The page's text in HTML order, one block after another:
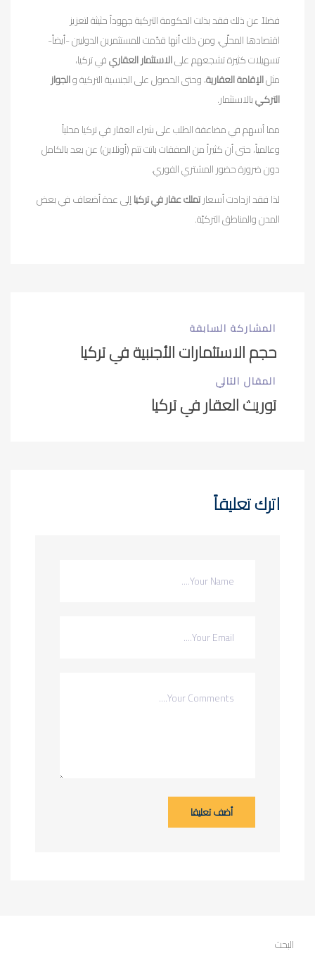
فضلاً عن ذلك فقد بذلت الحكومة التركية جهوداً حثيثة لتعزيز
اقتصادها المحلّي، ومن ذلك أنها قدّمت للمستثمرين الدوليين -أيضاً-
تسهيلات كثيرة تشجعهم علىالاستثمار العقاريفي تركيا،
مثلالإقامة العقارية، وحتى الحصول على الجنسية التركية والجواز
التركيبالاستثمار.
مما أسهم في مضاعفة الطلب على شراء العقار في تركيا محلياً
وعالمياً، حتى أن كثيراً من الصفقات باتت تتم (أونلاين) عن بعد بالكامل
دون ضرورة حضور المشتري الفوري.
لذا فقد ازدادت أسعارتملك عقار في تركياإلى عدة أضعاف في بعض
المدن والمناطق التركيّة.
المشاركة السابقة
حجم الاستثمارات الأجنبية في تركيا
المقال التالي
توريث العقار في تركيا
اترك تعليقاً
أضف تعليقا
البحث